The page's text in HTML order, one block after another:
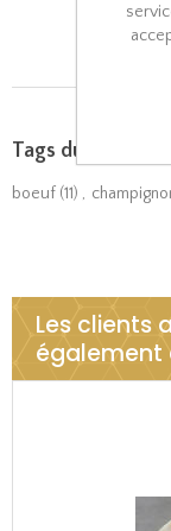
Tags du produit
boeuf (11) ,
Les clients
également